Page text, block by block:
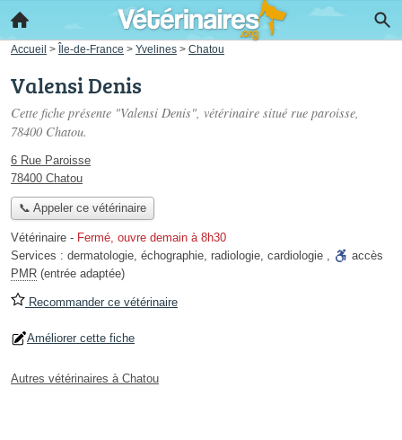
Accueil > Île-de-France > Yvelines > Chatou
Valensi Denis
Cette fiche présente "Valensi Denis", vétérinaire situé rue paroisse,
78400 Chatou.
6 Rue Paroisse
78400 Chatou
📞 Appeler ce vétérinaire
Vétérinaire - Fermé, ouvre demain à 8h30
Services : dermatologie, échographie, radiologie, cardiologie ,
accès
PMR (entrée adaptée)
Recommander ce vétérinaire
Améliorer cette fiche
Autres vétérinaires à Chatou